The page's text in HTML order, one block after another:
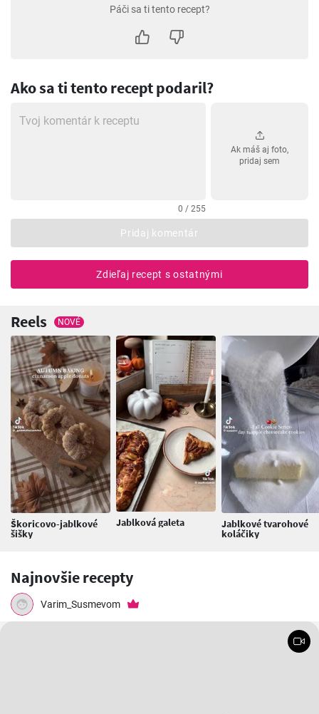
Páči sa ti tento recept?
Ako sa ti tento recept podaril?
0 / 255
Ak máš aj foto,
pridaj sem
Pridaj komentár
Zdieľaj recept s ostatnými
Reels NOVÉ
Škoricovo-jablkové
šišky
Jablková galeta Jablkové tvarohové
koláčiky
Najnovšie recepty
Varim_Susmevom